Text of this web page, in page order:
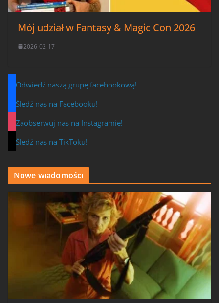
Mój udział w Fantasy & Magic Con 2026
2026-02-17
Odwiedź naszą grupę facebookową!
Śledź nas na Facebooku!
Zaobserwuj nas na Instagramie!
Śledź nas na TikToku!
Nowe wiadomości